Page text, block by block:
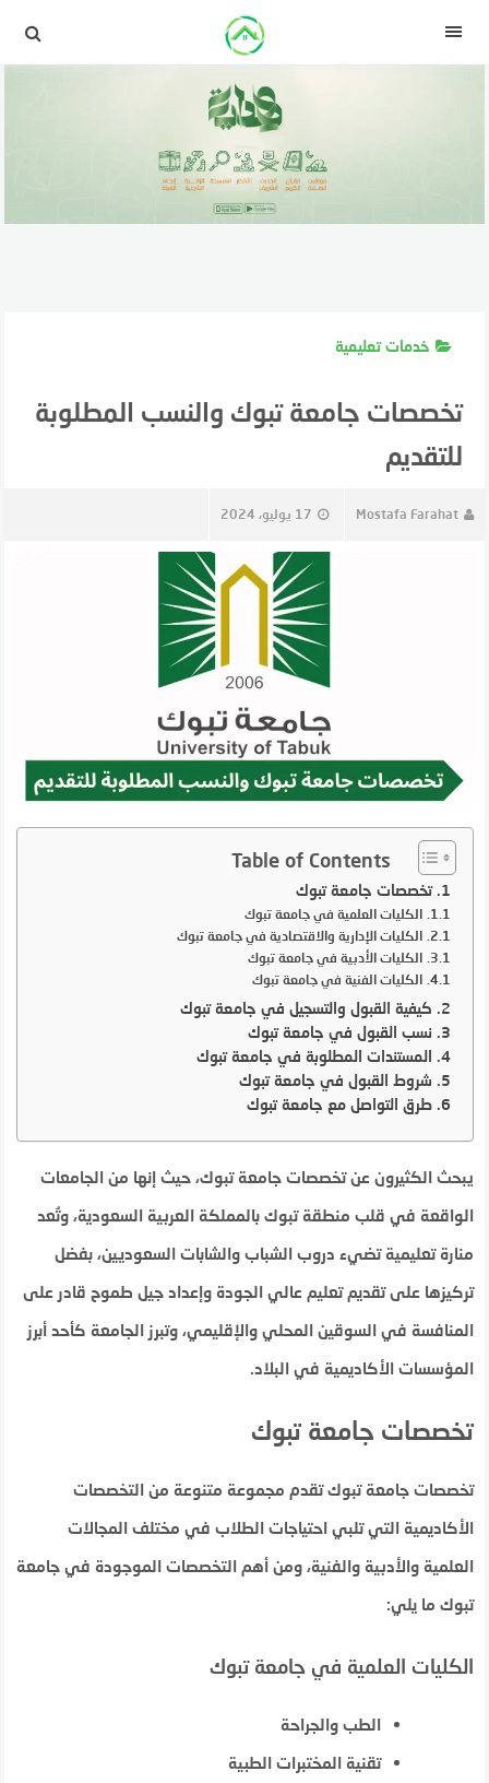
القائمة
خدمات تعليمية
تخصصات جامعة تبوك والنسب المطلوبة
للتقديم
Mostafa Farahat 17 يوليو، 2024
Table of Contents
تخصصات جامعة تبوك
الكليات العلمية في جامعة تبوك
الكليات الإدارية والاقتصادية في جامعة تبوك
الكليات الأدبية في جامعة تبوك
الكليات الفنية في جامعة تبوك
كيفية القبول والتسجيل في جامعة تبوك
نسب القبول في جامعة تبوك
المستندات المطلوبة في جامعة تبوك
شروط القبول في جامعة تبوك
طرق التواصل مع جامعة تبوك
يبحث الكثيرون عن تخصصات جامعة تبوك، حيث إنها من الجامعات
الواقعة في قلب منطقة تبوك بالمملكة العربية السعودية، وتُعد
منارة تعليمية تضيء دروب الشباب والشابات السعوديين، بفضل
تركيزها على تقديم تعليم عالي الجودة وإعداد جيل طموح قادر على
المنافسة في السوقين المحلي والإقليمي، وتبرز الجامعة كأحد أبرز
المؤسسات الأكاديمية في البلاد.
تخصصات جامعة تبوك
تخصصات جامعة تبوك تقدم مجموعة متنوعة من التخصصات
الأكاديمية التي تلبي احتياجات الطلاب في مختلف المجالات
العلمية والأدبية والفنية، ومن أهم التخصصات الموجودة في جامعة
تبوك ما يلي:
الكليات العلمية في جامعة تبوك
الطب والجراحة
تقنية المختبرات الطبية